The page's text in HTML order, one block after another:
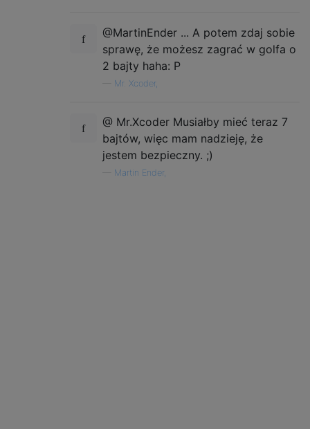
@MartinEnder ... A potem zdaj sobie
sprawę, że możesz zagrać w golfa o
2 bajty haha: P
Mr. Xcoder,
@ Mr.Xcoder Musiałby mieć teraz 7
bajtów, więc mam nadzieję, że
jestem bezpieczny. ;)
Martin Ender,